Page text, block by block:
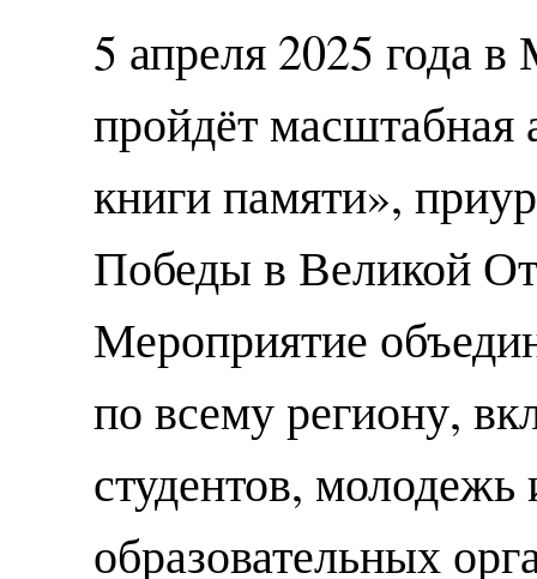
5 апреля 2025 года в
пройдёт
книги памяти»,
Победы в Великой
Мероприятие
по всему региону,
студентов, молодежь
образовательных